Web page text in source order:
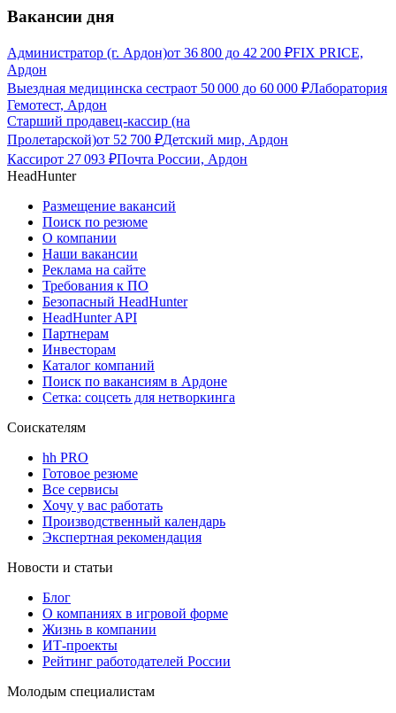
Вакансии дня
Администратор (г. Ардон)от 36 800 до 42 200 ₽FIX PRICE,
Ардон
Выездная медицинска сестраот 50 000 до 60 000 ₽Лаборатория
Гемотест, Ардон
Старший продавец-кассир (на
Пролетарской)от 52 700 ₽Детский мир, Ардон
Кассирот 27 093 ₽Почта России, Ардон
HeadHunter
Размещение вакансий
Поиск по резюме
О компании
Наши вакансии
Реклама на сайте
Требования к ПО
Безопасный HeadHunter
HeadHunter API
Партнерам
Инвесторам
Каталог компаний
Поиск по вакансиям в Ардоне
Сетка: соцсеть для нетворкинга
Соискателям
hh PRO
Готовое резюме
Все сервисы
Хочу у вас работать
Производственный календарь
Экспертная рекомендация
Новости и статьи
Блог
О компаниях в игровой форме
Жизнь в компании
ИТ-проекты
Рейтинг работодателей России
Молодым специалистам